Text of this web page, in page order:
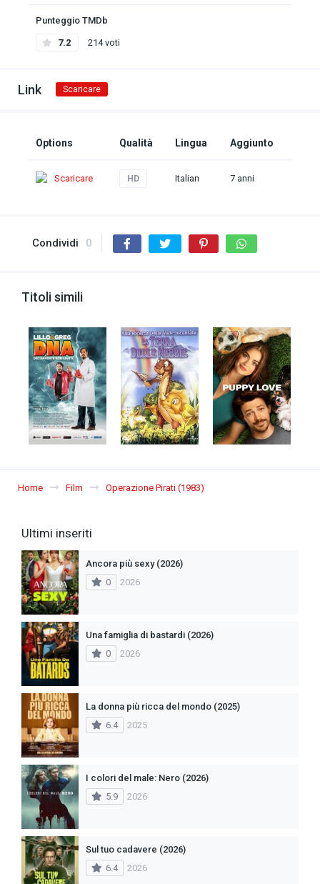
Punteggio TMDb
7.2 214 voti
Link Scaricare
Options Qualità Lingua Aggiunto
Scaricare HD Italian 7 anni
Condividi 0
Titoli simili
Home Film Operazione Pirati (1983)
Ultimi inseriti
Ancora più sexy (2026)
0
2026
Una famiglia di bastardi (2026)
0
2026
La donna più ricca del mondo (2025)
6.4
2025
I colori del male: Nero (2026)
5.9
2026
Sul tuo cadavere (2026)
6.4
2026